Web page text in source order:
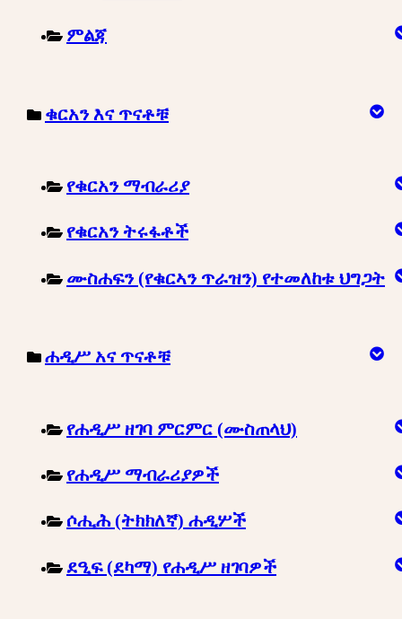
ምልጃ
ቁርአን እና ጥናቶቹ
የቁርአን ማብራሪያ
የቁርአን ትሩፋቶች
ሙስሐፍን (የቁርኣን ጥራዝን) የተመለከቱ ህግጋት
ሐዲሥ አና ጥናቶቹ
የሐዲሥ ዘገባ ምርምር (ሙስጠላህ)
የሐዲሥ ማብራሪያዎች
ሶሒሕ (ትክክለኛ) ሐዲሦች
ደዒፍ (ደካማ) የሐዲሥ ዘገባዎች